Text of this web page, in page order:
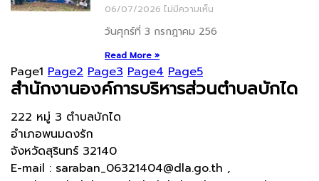
06/07/2026 ไม่มีความเห็น
วันศุกร์ที่ 3 กรกฎาคม 256
Read More »
Page1 Page2 Page3 Page4 Page5
สำนักงานองค์การบริหารส่วนตำบลบักได
222 หมู่ 3 ตำบลบักได
อำเภอพนมดงรัก
จังหวัดสุรินทร์ 32140
E-mail : saraban_06321404@dla.go.th ,